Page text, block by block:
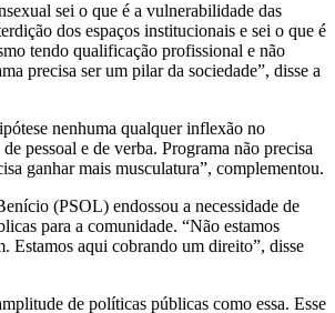
sei o que é a vulnerabilidade das
dos espaços institucionais e sei o que é
tendo qualificação profissional e não
precisa ser um pilar da sociedade”, disse a
nenhuma qualquer inflexão no
pessoal e de verba. Programa não precisa
ganhar mais musculatura”, complementou.
(PSOL) endossou a necessidade de
para a comunidade. “Não estamos
Estamos aqui cobrando um direito”, disse
de políticas públicas como essa. Esse